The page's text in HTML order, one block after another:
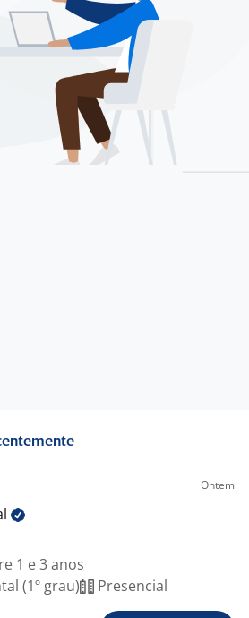
Ontem
1 e 3 anos
(1º grau)
Presencial